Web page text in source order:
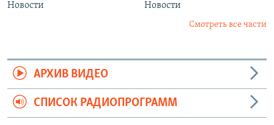
Новости Новости
Смотреть все части
АРХИВ ВИДЕО
СПИСОК РАДИОПРОГРАММ